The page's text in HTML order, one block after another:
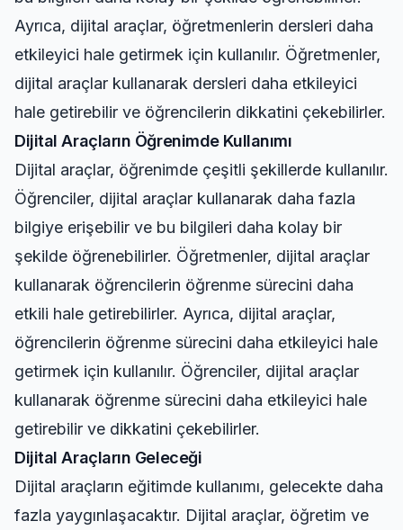
Ayrıca, dijital araçlar, öğretmenlerin dersleri daha
etkileyici hale getirmek için kullanılır. Öğretmenler,
dijital araçlar kullanarak dersleri daha etkileyici
hale getirebilir ve öğrencilerin dikkatini çekebilirler.
Dijital Araçların Öğrenimde Kullanımı
Dijital araçlar, öğrenimde çeşitli şekillerde kullanılır.
Öğrenciler, dijital araçlar kullanarak daha fazla
bilgiye erişebilir ve bu bilgileri daha kolay bir
şekilde öğrenebilirler. Öğretmenler, dijital araçlar
kullanarak öğrencilerin öğrenme sürecini daha
etkili hale getirebilirler. Ayrıca, dijital araçlar,
öğrencilerin öğrenme sürecini daha etkileyici hale
getirmek için kullanılır. Öğrenciler, dijital araçlar
kullanarak öğrenme sürecini daha etkileyici hale
getirebilir ve dikkatini çekebilirler.
Dijital Araçların Geleceği
Dijital araçların eğitimde kullanımı, gelecekte daha
fazla yaygınlaşacaktır. Dijital araçlar, öğretim ve